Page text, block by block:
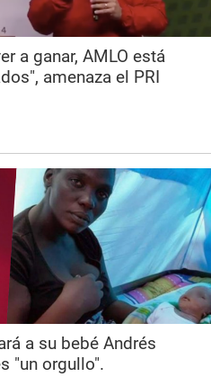
a ganar, AMLO está
amenaza el PRI
a su bebé Andrés
"un orgullo".